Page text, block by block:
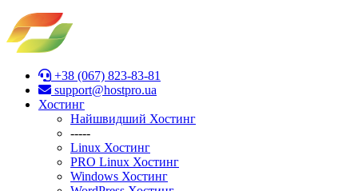
+38 (067) 823-83-81
support@hostpro.ua
Хостинг
Найшвидший Хостинг
-----
Linux Хостинг
PRO Linux Хостинг
Windows Хостинг